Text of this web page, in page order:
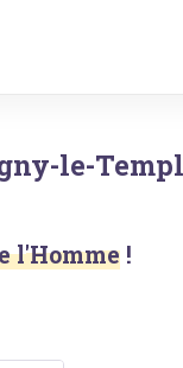
le-
l'Homme !